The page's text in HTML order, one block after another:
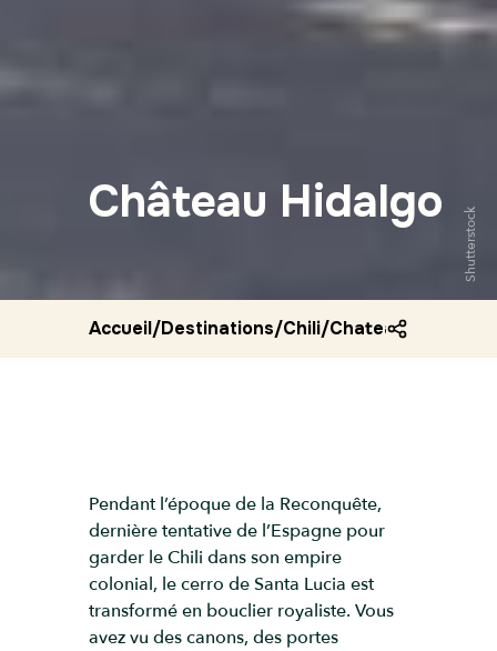
Château Hidalgo
Shutterstock
Accueil/Destinations/Chili/Chateau hidalgo
Pendant l’époque de la Reconquête,
dernière tentative de l’Espagne pour
garder le Chili dans son empire
colonial, le cerro de Santa Lucia est
transformé en bouclier royaliste. Vous
avez vu des canons, des portes